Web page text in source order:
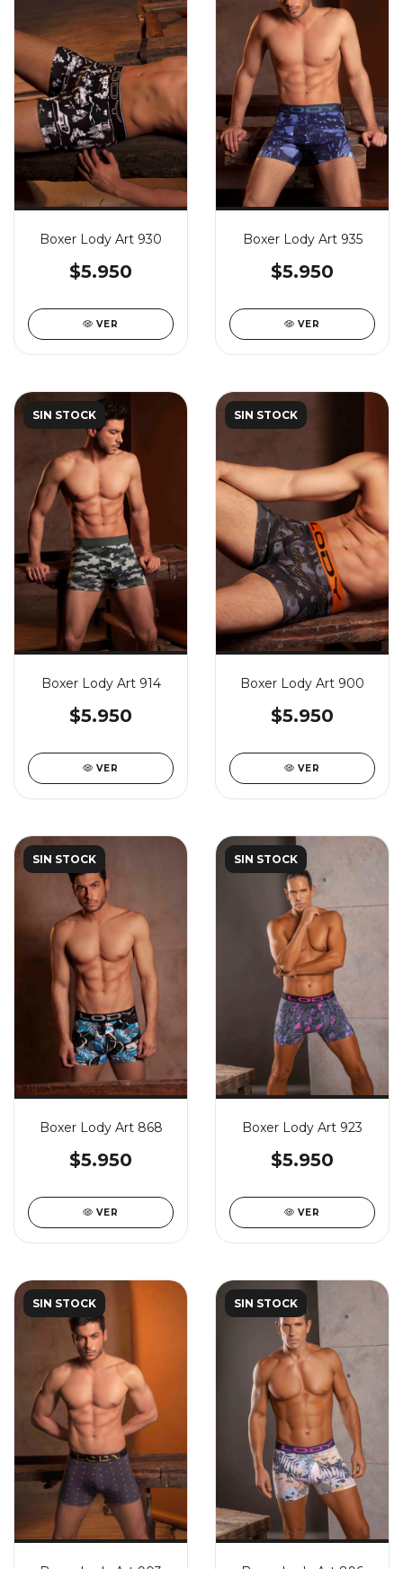
Boxer Lody Art 930
$5.950
VER
Boxer Lody Art 935
$5.950
VER
SIN STOCK
Boxer Lody Art 914
$5.950
VER
SIN STOCK
Boxer Lody Art 900
$5.950
VER
SIN STOCK
Boxer Lody Art 868
$5.950
VER
SIN STOCK
Boxer Lody Art 923
$5.950
VER
SIN STOCK SIN STOCK